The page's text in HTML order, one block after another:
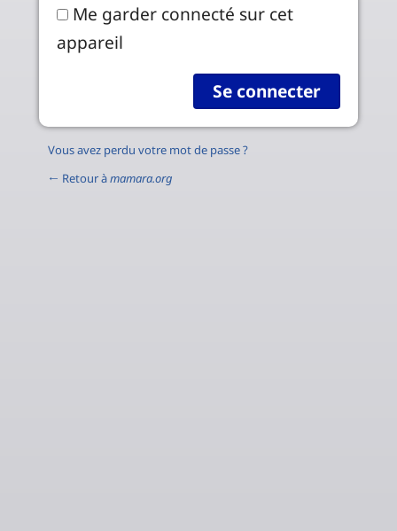
Me garder connecté sur cet
appareil
Vous avez perdu votre mot de passe ?
← Retour àmamara.org